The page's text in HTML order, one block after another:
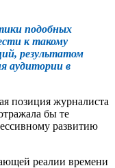
подобных
к такому
результатом
аудитории в
позиция журналиста
бы те
развитию
реалии времени